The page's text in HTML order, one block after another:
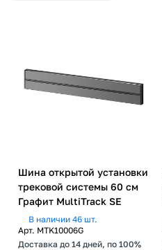
Шина открытой установки
трековой системы 60 см
Графит MultiTrack SE
В наличии 46 шт.
Арт. MTK10006G
Доставка до 14 дней, по 100%